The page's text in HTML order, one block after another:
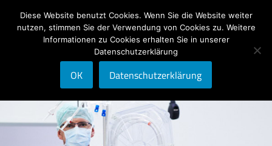
Diese Website benutzt Cookies. Wenn Sie die Website weiter
nutzen, stimmen Sie der Verwendung von Cookies zu. Weitere
Informationen zu Cookies erhalten Sie in unserer
Datenschutzerklärung
OK Datenschutzerklärung
DE